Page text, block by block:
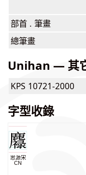
部首 . 筆畫
總筆畫
Unihan — 其
KPS 10721-2000
字型收錄
思源宋
CN